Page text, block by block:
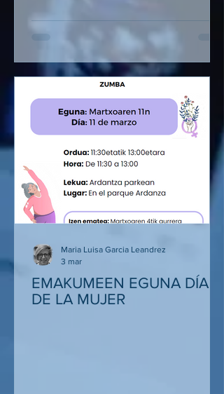
instalaciones del Polideportivo Peru
Zaballa, en Castro Urdiales. La actividad
tuvo como objetivo reforzar la
preparación y capacidad de respuesta
del personal ante posibles situaciones
de riesgo, trabajando protocolos de
actuación, coordinación y toma de
decisiones en escenarios simulados.
Durante la jornada se desarrollaron dist
EMAKUMEEN EGUNA DÍA
DE LA MUJER
Maria Luisa Garcia Leandrez
3 mar